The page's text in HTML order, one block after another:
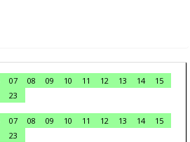
07 08 09 10 11 12 13 14
15
23
07 08 09 10 11 12 13 14
15
23